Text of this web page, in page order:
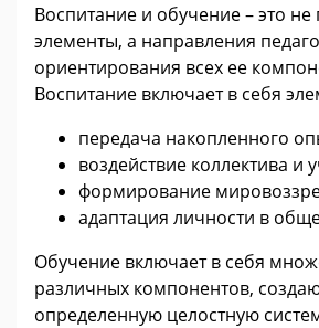
Воспитание и обучение – это не
элементы, а направления
ориентирования всех ее
Воспитание включает в себя
передача накопленного
воздействие коллектива и
формирование
адаптация личности в
Обучение включает в себя
различных компонентов,
определенную целостную